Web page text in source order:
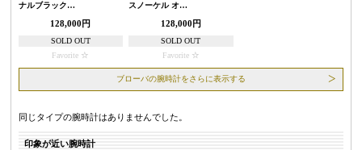
ナルブラック…
128,000円
SOLD OUT
Favorite
スノーケル オ…
128,000円
SOLD OUT
Favorite
ブローバの腕時計をさらに表示する
同じタイプの腕時計はありませんでした。
印象が近い腕時計